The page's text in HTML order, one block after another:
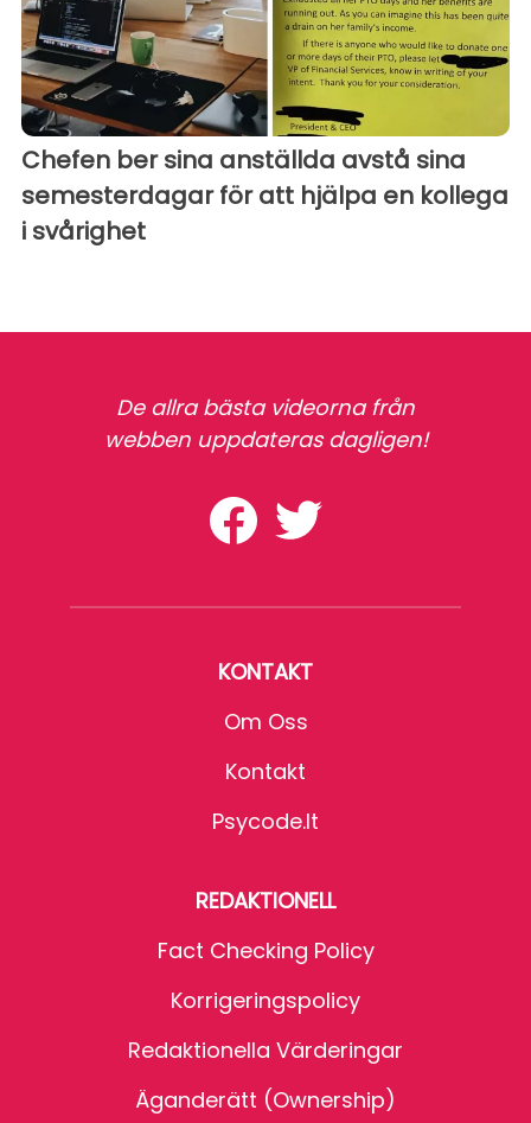
Chefen ber sina anställda avstå sina
semesterdagar för att hjälpa en kollega
i svårighet
De allra bästa videorna från
webben uppdateras dagligen!
KONTAKT
Om Oss
Kontakt
Psycode.it
REDAKTIONELL
Fact Checking Policy
Korrigeringspolicy
Redaktionella Värderingar
Äganderätt (Ownership)